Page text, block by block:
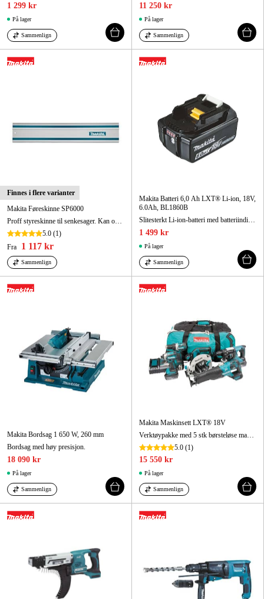
1 299 kr
På lager
Sammenlign
11 250 kr
På lager
Sammenlign
Finnes i flere varianter
Makita Føreskinne SP6000
Proff styreskinne til senkesager. Kan også brukes på sirkelsager med skinneadapter. Brukes for å få presise kapp og rette linjer med senkesag og sirkelsag.
5.0 (1)
Fra
1 117 kr
Sammenlign
Makita Batteri 6,0 Ah LXT® Li-ion, 18V,
6.0Ah, BL1860B
Slitesterkt Li-ion-batteri med batteriindikator.
1 499 kr
På lager
Sammenlign
Makita Bordsag 1 650 W, 260 mm
Bordsag med høy presisjon.
18 090 kr
På lager
Sammenlign
Makita Maskinsett LXT® 18V
Verktøypakke med 5 stk børsteløse maskiner.
5.0 (1)
15 550 kr
På lager
Sammenlign